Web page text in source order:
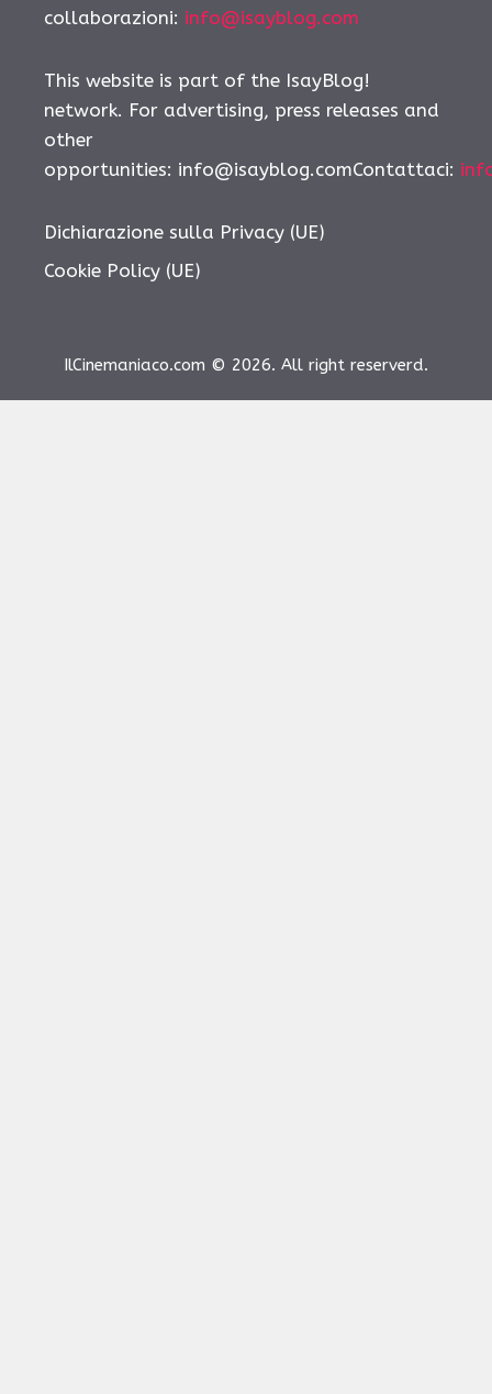
collaborazioni: info@isayblog.com
This website is part of the IsayBlog!
network. For advertising, press releases and
other
opportunities: info@isayblog.comContattaci:
Dichiarazione sulla Privacy (UE)
Cookie Policy (UE)
IlCinemaniaco.com © 2026. All right reserverd.